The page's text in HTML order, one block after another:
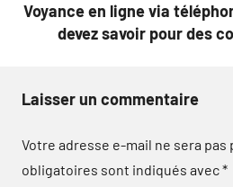
Voyance en ligne via
devez savoir pour des
Laisser un commentaire
Votre adresse e-mail ne sera pas
obligatoires sont indiqués avec*